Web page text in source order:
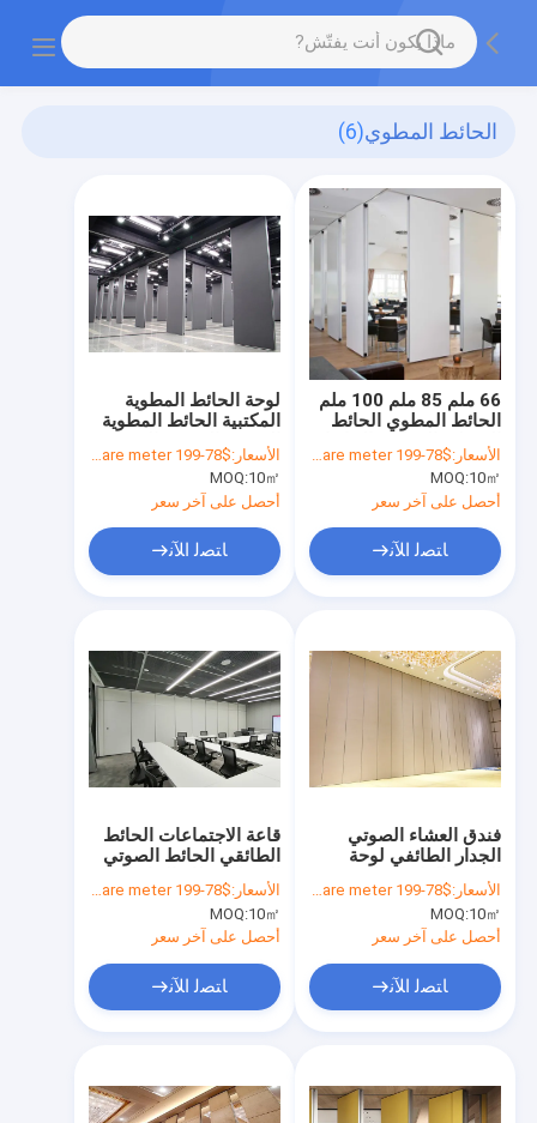
الحائط المطوي(6)
لوحة الحائط المطوية
المكتبية الحائط المطوية
الصوتية الصوتية المنزلية
الحائط المطوي
الأسعار:$78-199 per square meter
MOQ:10㎡
أحصل على آخر سعر
ﺎﺘﺼﻟ ﺍﻶﻧ
66 ملم 85 ملم 100 ملم
الحائط المطوي الحائط
المنزلق المطوي الحائط
الصوتي
الأسعار:$78-199 per square meter
MOQ:10㎡
أحصل على آخر سعر
ﺎﺘﺼﻟ ﺍﻶﻧ
قاعة الاجتماعات الحائط
الطائقي الحائط الصوتي
المنزلق نظام الحائط
الطائقي 65 ملم
الأسعار:$78-199 per square meter
MOQ:10㎡
أحصل على آخر سعر
ﺎﺘﺼﻟ ﺍﻶﻧ
فندق العشاء الصوتي
الجدار الطائفي لوحة
الحائط القائمة على
الحريق مع STC 45db
RW
الأسعار:$78-199 per square meter
MOQ:10㎡
أحصل على آخر سعر
ﺎﺘﺼﻟ ﺍﻶﻧ